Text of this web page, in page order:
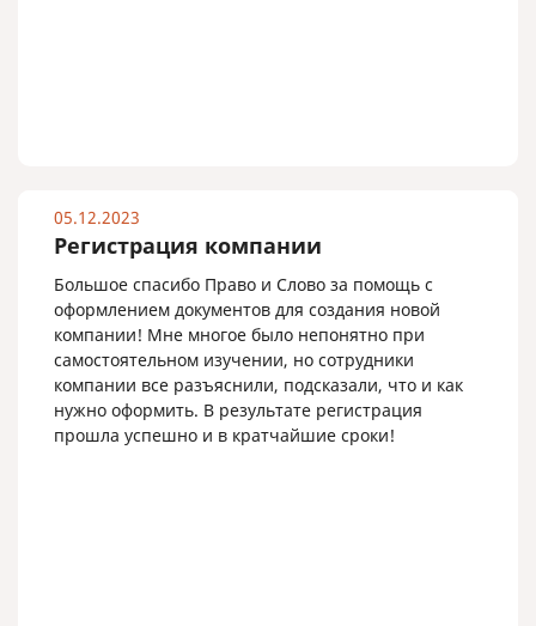
05.12.2023
Регистрация компании
Большое спасибо Право и Слово за помощь с
оформлением документов для создания новой
компании! Мне многое было непонятно при
самостоятельном изучении, но сотрудники
компании все разъяснили, подсказали, что и как
нужно оформить. В результате регистрация
прошла успешно и в кратчайшие сроки!